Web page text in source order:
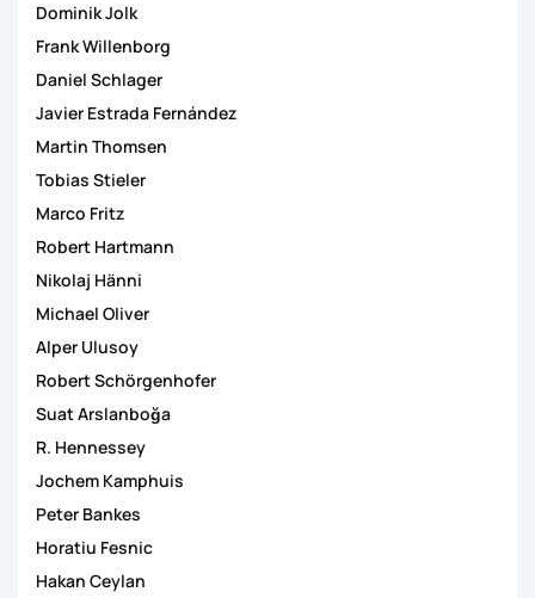
Dominik Jolk
Frank Willenborg
Daniel Schlager
Javier Estrada Fernández
Martin Thomsen
Tobias Stieler
Marco Fritz
Robert Hartmann
Nikolaj Hänni
Michael Oliver
Alper Ulusoy
Robert Schörgenhofer
Suat Arslanboğa
R. Hennessey
Jochem Kamphuis
Peter Bankes
Horatiu Fesnic
Hakan Ceylan